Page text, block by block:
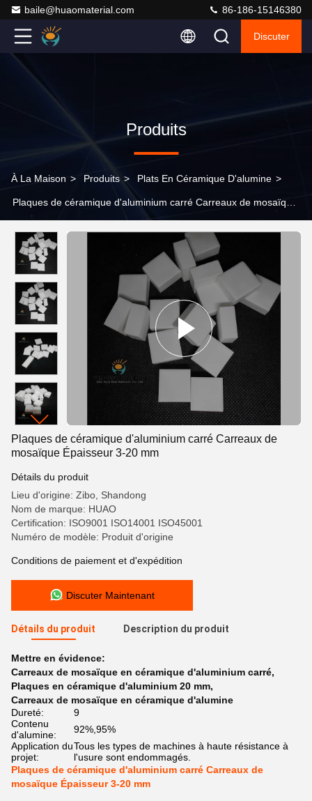
baile@huaomaterial.com 86-186-15146380
Discuter
Produits
À La Maison > Produits > Plats En Céramique D'alumine >
Plaques de céramique d'aluminium carré Carreaux de mosaïque
Plaques de céramique d'aluminium carré Carreaux de
mosaïque Épaisseur 3-20 mm
Détails du produit
Lieu d'origine: Zibo, Shandong
Nom de marque: HUAO
Certification: ISO9001 ISO14001 ISO45001
Numéro de modèle: Produit d'origine
Conditions de paiement et d'expédition
Discuter Maintenant
Détails du produit Description du produit
Mettre en évidence:
Carreaux de mosaïque en céramique d'aluminium carré,
Plaques en céramique d'aluminium 20 mm,
Carreaux de mosaïque en céramique d'alumine
Dureté:
9
Contenu
d'alumine:
92%,95%
Application du
projet:
Tous les types de machines à haute résistance à
l'usure sont endommagés.
Plaques de céramique d'aluminium carré Carreaux de
mosaïque Épaisseur 3-20 mm